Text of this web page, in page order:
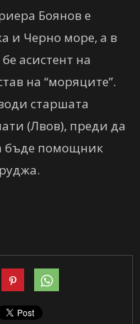
Боянов е
и Черно море, а в
асистент на
на “моряците”.
старшата
(Лвов), преди да
бъде помощник